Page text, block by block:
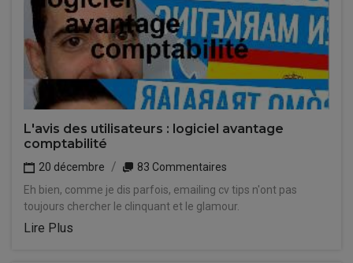
L'avis des utilisateurs : logiciel avantage
comptabilité
20 décembre
83 Commentaires
Eh bien, comme je dis parfois, emailing cv tips n'ont pas
toujours chercher le clinquant et le glamour.
Lire Plus